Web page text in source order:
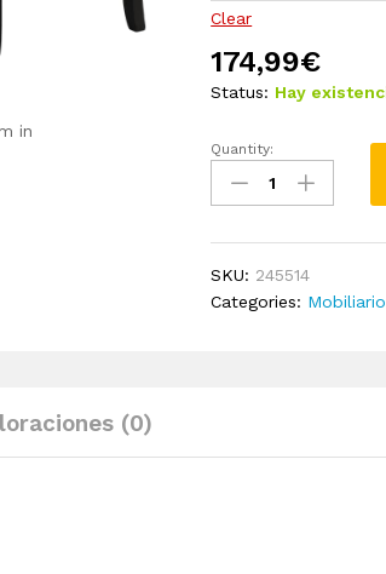
in
Clear
174,99€
Status: Hay
Sillas
comedor
tela
gris
Quantity:
SKU: 245514
Categories: Mobiliario
(0)